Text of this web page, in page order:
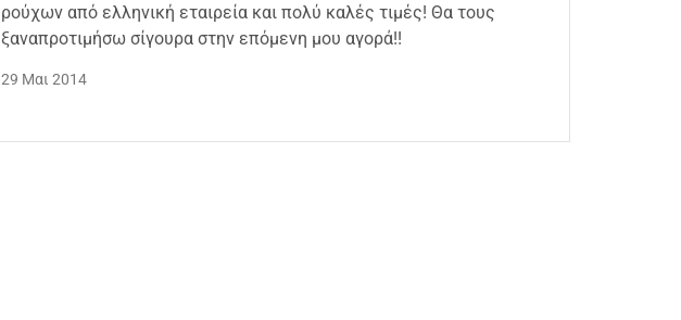
ρούχων από ελληνική εταιρεία και πολύ καλές τιμές! Θα τους
ξαναπροτιμήσω σίγουρα στην επόμενη μου αγορά!!
29 Μαι 2014